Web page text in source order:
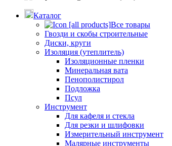
Каталог
Все товары
Гвозди и скобы строительные
Диски, круги
Изоляция (утеплитель)
Изоляционные пленки
Минеральная вата
Пенополистирол
Подложка
Псул
Инструмент
Для кафеля и стекла
Для резки и шлифовки
Измерительный инструмент
Малярные инструменты